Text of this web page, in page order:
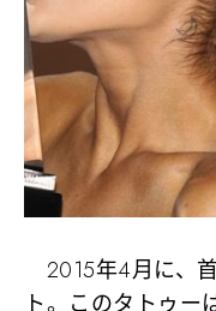
2015年4月に、
ト。このタトゥー